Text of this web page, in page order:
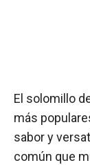
El solomillo
más
sabor y
común que